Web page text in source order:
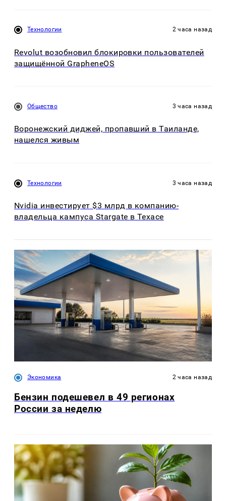
Технологии 2 часа назад
Revolut возобновил блокировки пользователей
защищённой GrapheneOS
Общество 3 часа назад
Воронежский диджей, пропавший в Таиланде,
нашелся живым
Технологии 3 часа назад
Nvidia инвестирует $3 млрд в компанию-
владельца кампуса Stargate в Техасе
Экономика 2 часа назад
Бензин подешевел в 49 регионах
России за неделю